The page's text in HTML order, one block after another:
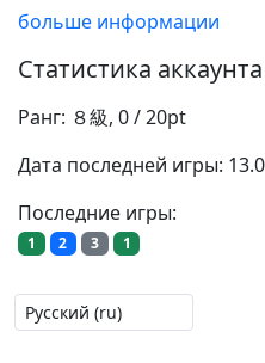
больше информации
Статистика
Ранг: ８級, 0 / 20pt
Дата последней игры:
Последние игры:
1 2 3 1